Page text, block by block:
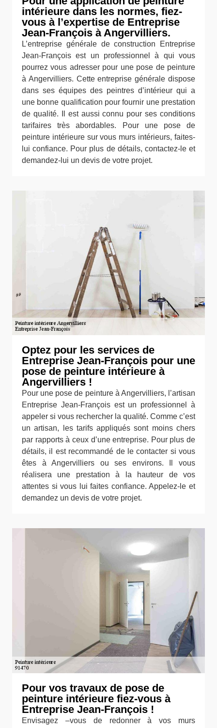
intérieure dans les normes, fiez-
vous à l’expertise de Entreprise
Jean-François à Angervilliers.
L’entreprise générale de construction Entreprise
Jean-François est un professionnel à qui vous
pourrez vous adresser pour une pose de peinture
à Angervilliers. Cette entreprise générale dispose
dans ses équipes des peintres d’intérieur qui a
une bonne qualification pour fournir une prestation
de qualité. Il est aussi connu pour ses conditions
tarifaires très abordables. Pour une pose de
peinture intérieure sur vous murs intérieurs, faites-
lui confiance. Pour plus de détails, contactez-le et
demandez-lui un devis de votre projet.
Optez pour les services de
Entreprise Jean-François pour une
pose de peinture intérieure à
Angervilliers !
Pour une pose de peinture à Angervilliers, l’artisan
Entreprise Jean-François est un professionnel à
appeler si vous rechercher la qualité. Comme c’est
un artisan, les tarifs appliqués sont moins chers
par rapports à ceux d’une entreprise. Pour plus de
détails, il est recommandé de le contacter si vous
êtes à Angervilliers ou ses environs. Il vous
réalisera une prestation à la hauteur de vos
attentes si vous lui faites confiance. Appelez-le et
demandez un devis de votre projet.
Pour vos travaux de pose de
peinture intérieure fiez-vous à
Entreprise Jean-François !
Envisagez –vous de redonner à vos murs